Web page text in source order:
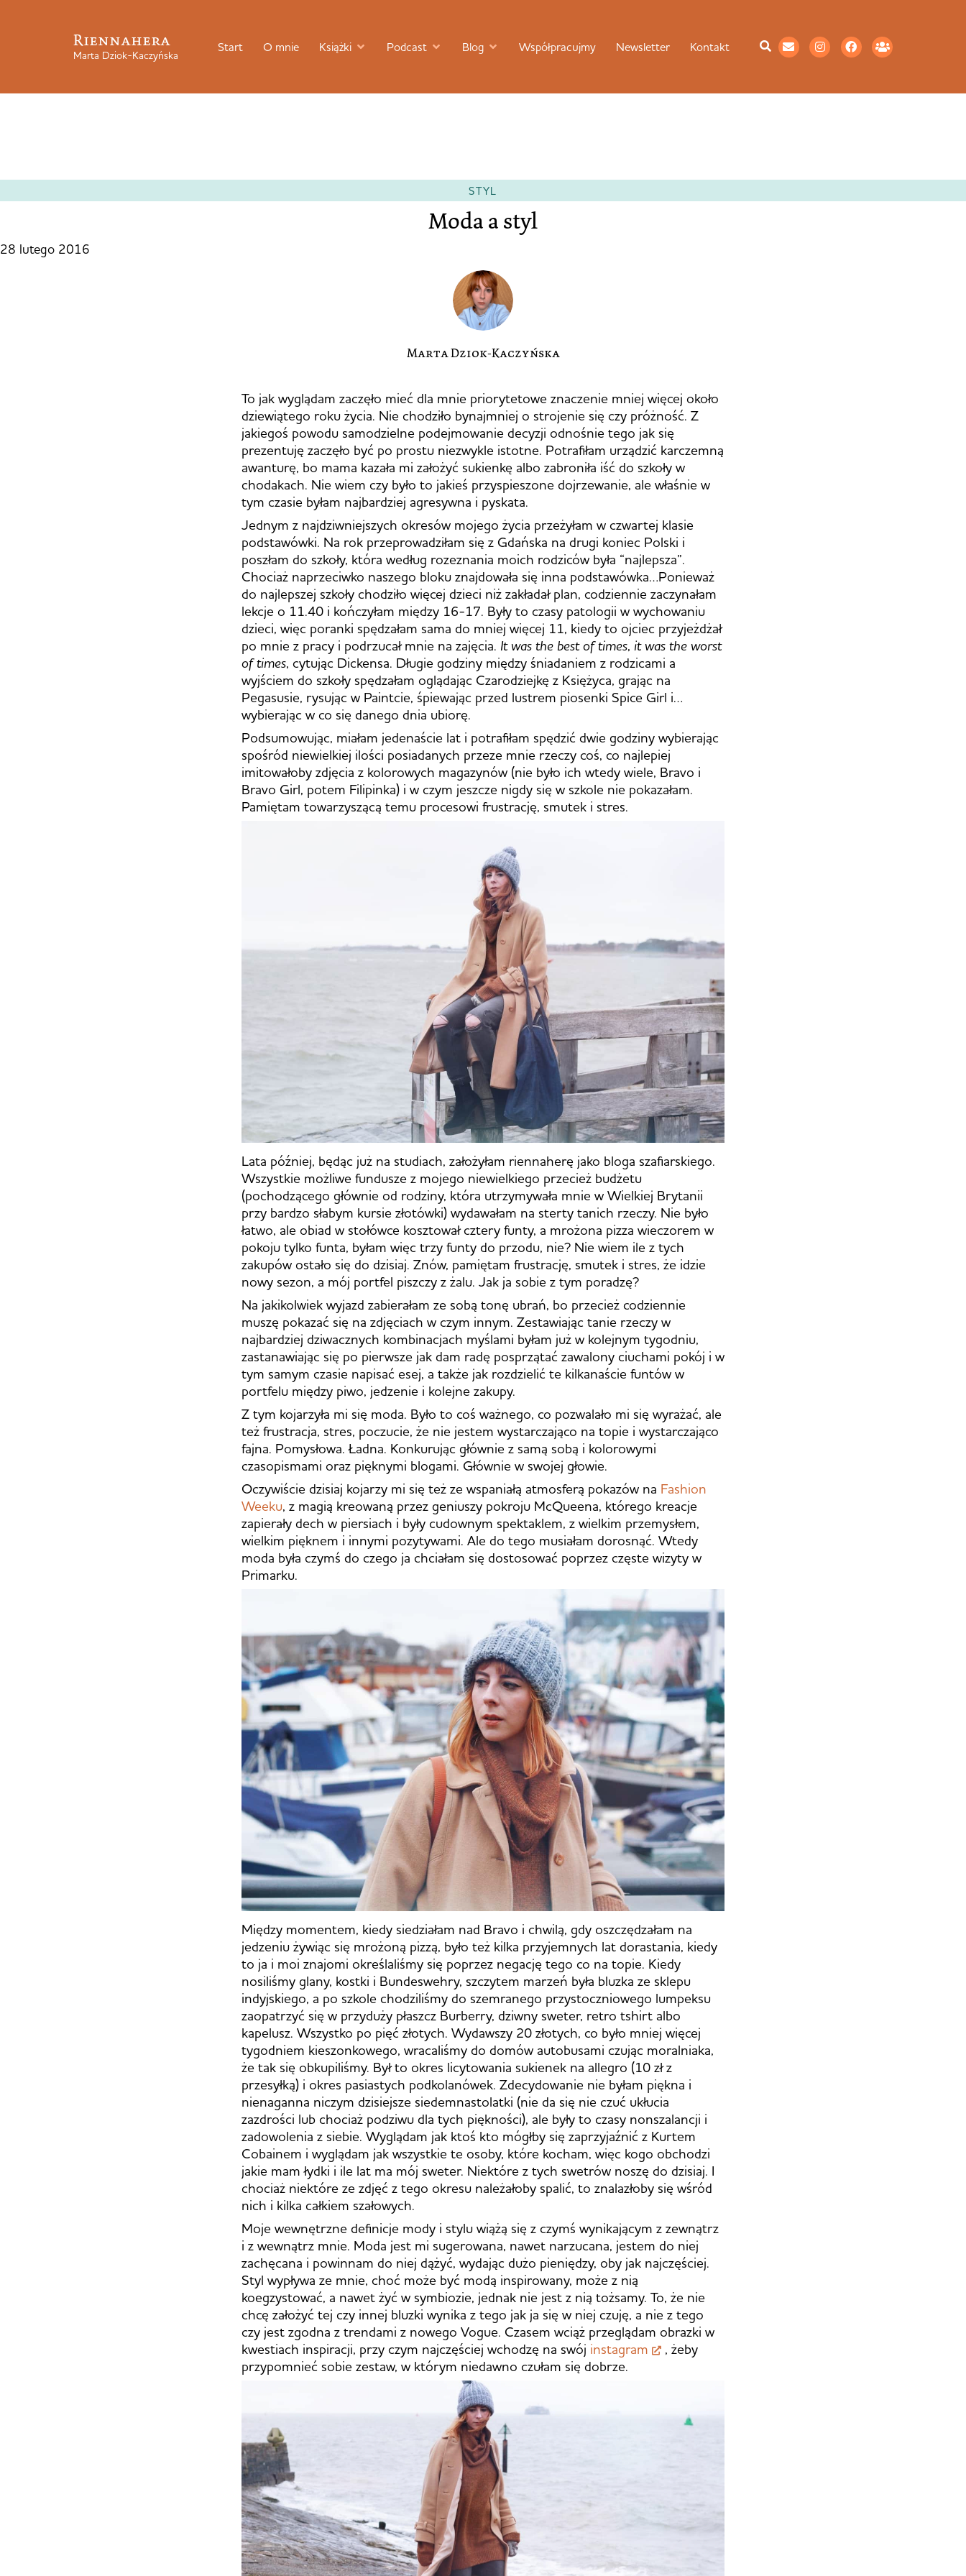
Riennahera
Marta Dziok-Kaczyńska
Start O mnie Książki Podcast Blog Współpracujmy Newsletter Kontakt
STYL
Moda a styl
28 lutego 2016
Marta Dziok-Kaczyńska
To jak wyglądam zaczęło mieć dla mnie priorytetowe znaczenie mniej więcej około
dziewiątego roku życia. Nie chodziło bynajmniej o strojenie się czy próżność. Z
jakiegoś powodu samodzielne podejmowanie decyzji odnośnie tego jak się
prezentuję zaczęło być po prostu niezwykle istotne. Potrafiłam urządzić karczemną
awanturę, bo mama kazała mi założyć sukienkę albo zabroniła iść do szkoły w
chodakach. Nie wiem czy było to jakieś przyspieszone dojrzewanie, ale właśnie w
tym czasie byłam najbardziej agresywna i pyskata.
Jednym z najdziwniejszych okresów mojego życia przeżyłam w czwartej klasie
podstawówki. Na rok przeprowadziłam się z Gdańska na drugi koniec Polski i
poszłam do szkoły, która według rozeznania moich rodziców była “najlepsza”.
Chociaż naprzeciwko naszego bloku znajdowała się inna podstawówka…Ponieważ
do najlepszej szkoły chodziło więcej dzieci niż zakładał plan, codziennie zaczynałam
lekcje o 11.40 i kończyłam między 16-17. Były to czasy patologii w wychowaniu
dzieci, więc poranki spędzałam sama do mniej więcej 11, kiedy to ojciec przyjeżdżał
po mnie z pracy i podrzucał mnie na zajęcia. It was the best of times, it was the worst
of times, cytując Dickensa. Długie godziny między śniadaniem z rodzicami a
wyjściem do szkoły spędzałam oglądając Czarodziejkę z Księżyca, grając na
Pegasusie, rysując w Paintcie, śpiewając przed lustrem piosenki Spice Girl i…
wybierając w co się danego dnia ubiorę.
Podsumowując, miałam jedenaście lat i potrafiłam spędzić dwie godziny wybierając
spośród niewielkiej ilości posiadanych przeze mnie rzeczy coś, co najlepiej
imitowałoby zdjęcia z kolorowych magazynów (nie było ich wtedy wiele, Bravo i
Bravo Girl, potem Filipinka) i w czym jeszcze nigdy się w szkole nie pokazałam.
Pamiętam towarzyszącą temu procesowi frustrację, smutek i stres.
Lata później, będąc już na studiach, założyłam riennaherę jako bloga szafiarskiego.
Wszystkie możliwe fundusze z mojego niewielkiego przecież budżetu
(pochodzącego głównie od rodziny, która utrzymywała mnie w Wielkiej Brytanii
przy bardzo słabym kursie złotówki) wydawałam na sterty tanich rzeczy. Nie było
łatwo, ale obiad w stołówce kosztował cztery funty, a mrożona pizza wieczorem w
pokoju tylko funta, byłam więc trzy funty do przodu, nie? Nie wiem ile z tych
zakupów ostało się do dzisiaj. Znów, pamiętam frustrację, smutek i stres, że idzie
nowy sezon, a mój portfel piszczy z żalu. Jak ja sobie z tym poradzę?
Na jakikolwiek wyjazd zabierałam ze sobą tonę ubrań, bo przecież codziennie
muszę pokazać się na zdjęciach w czym innym. Zestawiając tanie rzeczy w
najbardziej dziwacznych kombinacjach myślami byłam już w kolejnym tygodniu,
zastanawiając się po pierwsze jak dam radę posprzątać zawalony ciuchami pokój i w
tym samym czasie napisać esej, a także jak rozdzielić te kilkanaście funtów w
portfelu między piwo, jedzenie i kolejne zakupy.
Z tym kojarzyła mi się moda. Było to coś ważnego, co pozwalało mi się wyrażać, ale
też frustracja, stres, poczucie, że nie jestem wystarczająco na topie i wystarczająco
fajna. Pomysłowa. Ładna. Konkurując głównie z samą sobą i kolorowymi
czasopismami oraz pięknymi blogami. Głównie w swojej głowie.
Oczywiście dzisiaj kojarzy mi się też ze wspaniałą atmosferą pokazów na Fashion
Weeku, z magią kreowaną przez geniuszy pokroju McQueena, którego kreacje
zapierały dech w piersiach i były cudownym spektaklem, z wielkim przemysłem,
wielkim pięknem i innymi pozytywami. Ale do tego musiałam dorosnąć. Wtedy
moda była czymś do czego ja chciałam się dostosować poprzez częste wizyty w
Primarku.
Między momentem, kiedy siedziałam nad Bravo i chwilą, gdy oszczędzałam na
jedzeniu żywiąc się mrożoną pizzą, było też kilka przyjemnych lat dorastania, kiedy
to ja i moi znajomi określaliśmy się poprzez negację tego co na topie. Kiedy
nosiliśmy glany, kostki i Bundeswehry, szczytem marzeń była bluzka ze sklepu
indyjskiego, a po szkole chodziliśmy do szemranego przystoczniowego lumpeksu
zaopatrzyć się w przyduży płaszcz Burberry, dziwny sweter, retro tshirt albo
kapelusz. Wszystko po pięć złotych. Wydawszy 20 złotych, co było mniej więcej
tygodniem kieszonkowego, wracaliśmy do domów autobusami czując moralniaka,
że tak się obkupiliśmy. Był to okres licytowania sukienek na allegro (10 zł z
przesyłką) i okres pasiastych podkolanówek. Zdecydowanie nie byłam piękna i
nienaganna niczym dzisiejsze siedemnastolatki (nie da się nie czuć ukłucia
zazdrości lub chociaż podziwu dla tych piękności), ale były to czasy nonszalancji i
zadowolenia z siebie. Wyglądam jak ktoś kto mógłby się zaprzyjaźnić z Kurtem
Cobainem i wyglądam jak wszystkie te osoby, które kocham, więc kogo obchodzi
jakie mam łydki i ile lat ma mój sweter. Niektóre z tych swetrów noszę do dzisiaj. I
chociaż niektóre ze zdjęć z tego okresu należałoby spalić, to znalazłoby się wśród
nich i kilka całkiem szałowych.
Moje wewnętrzne definicje mody i stylu wiążą się z czymś wynikającym z zewnątrz
i z wewnątrz mnie. Moda jest mi sugerowana, nawet narzucana, jestem do niej
zachęcana i powinnam do niej dążyć, wydając dużo pieniędzy, oby jak najczęściej.
Styl wypływa ze mnie, choć może być modą inspirowany, może z nią
koegzystować, a nawet żyć w symbiozie, jednak nie jest z nią tożsamy. To, że nie
chcę założyć tej czy innej bluzki wynika z tego jak ja się w niej czuję, a nie z tego
czy jest zgodna z trendami z nowego Vogue. Czasem wciąż przeglądam obrazki w
kwestiach inspiracji, przy czym najczęściej wchodzę na swój instagram
, żeby
przypomnieć sobie zestaw, w którym niedawno czułam się dobrze.